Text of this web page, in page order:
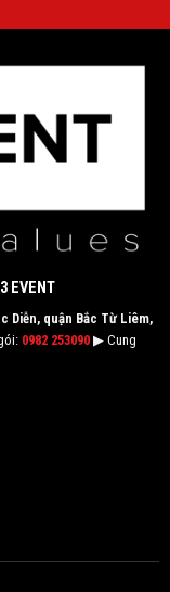
EVENT
Diễn, quận Bắc Từ Liêm,
0982 253090▶ Cung